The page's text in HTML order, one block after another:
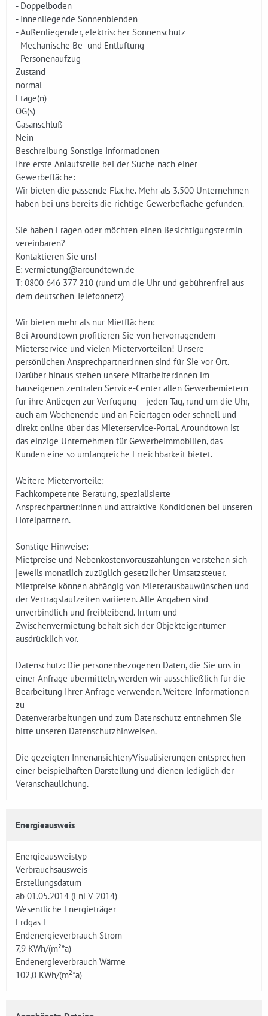
- Doppelboden
- Innenliegende Sonnenblenden
- Außenliegender, elektrischer Sonnenschutz
- Mechanische Be- und Entlüftung
- Personenaufzug
Zustand
normal
Etage(n)
OG(s)
Gasanschluß
Nein
Beschreibung Sonstige Informationen
Ihre erste Anlaufstelle bei der Suche nach einer
Gewerbefläche:
Wir bieten die passende Fläche. Mehr als 3.500 Unternehmen
haben bei uns bereits die richtige Gewerbefläche gefunden.
Sie haben Fragen oder möchten einen Besichtigungstermin
vereinbaren?
Kontaktieren Sie uns!
E: vermietung@aroundtown.de
T: 0800 646 377 210 (rund um die Uhr und gebührenfrei aus
dem deutschen Telefonnetz)
Wir bieten mehr als nur Mietflächen:
Bei Aroundtown profitieren Sie von hervorragendem
Mieterservice und vielen Mietervorteilen! Unsere
persönlichen Ansprechpartner:innen sind für Sie vor Ort.
Darüber hinaus stehen unsere Mitarbeiter:innen im
hauseigenen zentralen Service-Center allen Gewerbemietern
für ihre Anliegen zur Verfügung – jeden Tag, rund um die Uhr,
auch am Wochenende und an Feiertagen oder schnell und
direkt online über das Mieterservice-Portal. Aroundtown ist
das einzige Unternehmen für Gewerbeimmobilien, das
Kunden eine so umfangreiche Erreichbarkeit bietet.
Weitere Mietervorteile:
Fachkompetente Beratung, spezialisierte
Ansprechpartner:innen und attraktive Konditionen bei unseren
Hotelpartnern.
Sonstige Hinweise:
Mietpreise und Nebenkostenvorauszahlungen verstehen sich
jeweils monatlich zuzüglich gesetzlicher Umsatzsteuer.
Mietpreise können abhängig von Mieterausbauwünschen und
der Vertragslaufzeiten variieren. Alle Angaben sind
unverbindlich und freibleibend. Irrtum und
Zwischenvermietung behält sich der Objekteigentümer
ausdrücklich vor.
Datenschutz: Die personenbezogenen Daten, die Sie uns in
einer Anfrage übermitteln, werden wir ausschließlich für die
Bearbeitung Ihrer Anfrage verwenden. Weitere Informationen
zu
Datenverarbeitungen und zum Datenschutz entnehmen Sie
bitte unseren Datenschutzhinweisen.
Die gezeigten Innenansichten/Visualisierungen entsprechen
einer beispielhaften Darstellung und dienen lediglich der
Veranschaulichung.
Energieausweis
Energieausweistyp
Verbrauchsausweis
Erstellungsdatum
ab 01.05.2014 (EnEV 2014)
Wesentliche Energieträger
Erdgas E
Endenergieverbrauch Strom
7,9 KWh/(m²*a)
Endenergieverbrauch Wärme
102,0 KWh/(m²*a)